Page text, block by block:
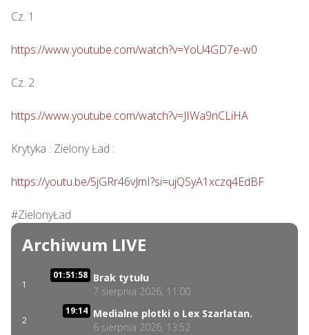
Cz. 1
https://www.youtube.com/watch?v=YoU4GD7e-w0
Cz. 2
https://www.youtube.com/watch?v=JIWa9nCLiHA
Krytyka : Zielony Ład :
https://youtu.be/5jGRr46vJmI?si=ujQSyA1xczq4EdBF
#ZielonyŁad
Archiwum LIVE
1
01:51:58 Brak tytułu
7 sierpnia 2026, 11:00
2
19:14 Medialne plotki o Lex Szarlatan.
6 sierpnia 2026, 13:52